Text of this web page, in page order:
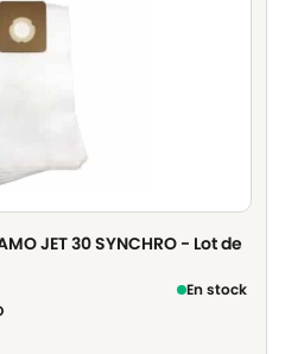
JET 30 SYNCHRO - Lot de
En stock